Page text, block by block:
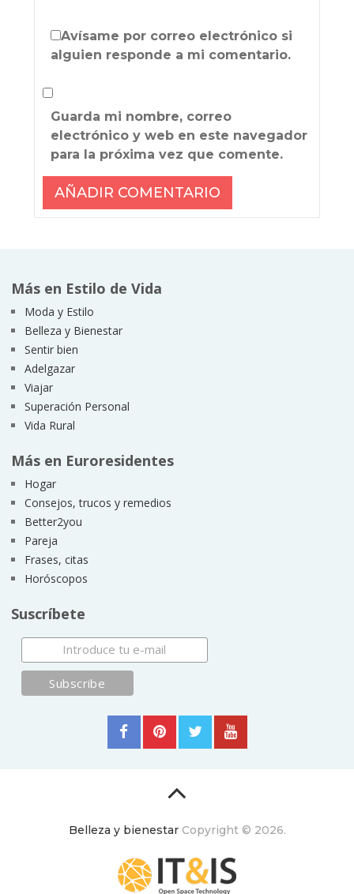
Avísame por correo electrónico si
alguien responde a mi comentario.
Guarda mi nombre, correo
electrónico y web en este navegador
para la próxima vez que comente.
Más en Estilo de Vida
Moda y Estilo
Belleza y Bienestar
Sentir bien
Adelgazar
Viajar
Superación Personal
Vida Rural
Más en Euroresidentes
Hogar
Consejos, trucos y remedios
Better2you
Pareja
Frases, citas
Horóscopos
Suscríbete
Belleza y bienestarCopyright © 2026.